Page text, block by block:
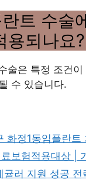
트 수술
용되나요?
술은 특정 조건이
수 있습니다.
화정1동임플란트
료보험적용대상 |
귤러 지원 성공 전